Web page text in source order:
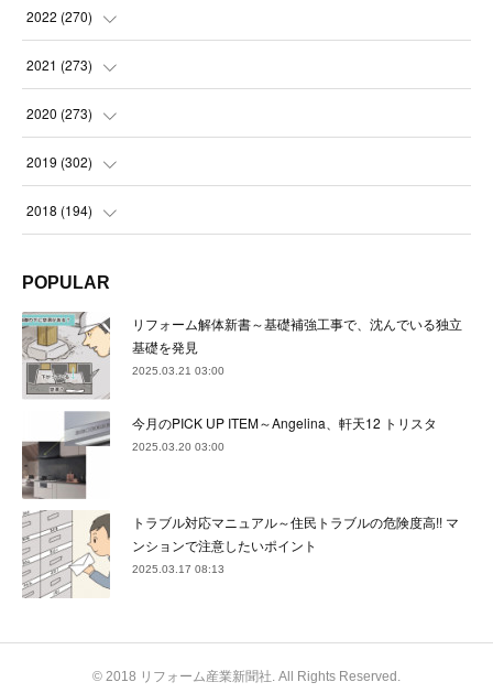
(21
(22
(23
(22
(24)
22)
(22)
(22)
(25
(22
(23
(23
(21
(23 )
(24
(21
(24)
(21
( 23)
2022 (270)
(23
(23
(22
(23
(22 )
(23
(23
(22)
(24
( 21)
(20)
2021 (273)
(24
(23
(22
(23)
(23
(22)
(23
( 24)
(21)
2020 (273)
(24
(22
(22)
(24
(24)
(23
( 21)
(22)
)
2019 (302)
(23
(22)
(21)
(27)
(22
33)
(28)
)
2018 (194)
(17)
(32)
(36)
(30
34)
(8 )
POPULAR
リフォーム解体新書～基礎補強工事で、沈んでいる独立
基礎を発見
2025.03.21 03:00
今月のPICK UP ITEM～Angelina、軒天12 トリスタ
2025.03.20 03:00
トラブル対応マニュアル～住民トラブルの危険度高!! マ
ンションで注意したいポイント
2025.03.17 08:13
© 2018 リフォーム産業新聞社. All Rights Reserved.